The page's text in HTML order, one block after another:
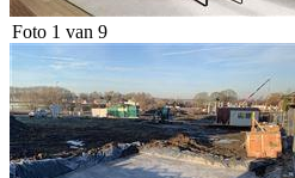
Foto 1 van 9